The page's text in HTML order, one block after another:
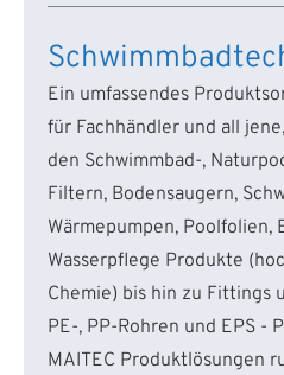
Ein umfassendes
für Fachhändler und all
den Schwimmbad-,
Filtern, Bodensaugern,
Wärmepumpen, Poolfolien,
Wasserpflege Produkte
Chemie) bis hin zu Fittings
PE-, PP-Rohren und EPS -
MAITEC Produktlösungen